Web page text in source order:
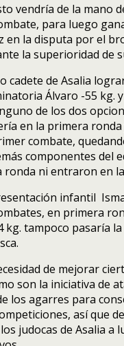
vendría de la mano
para luego
en la disputa por el
la superioridad de
cadete de Asalia
Álvaro -55 kg.
de los dos
en la primera ronda
combate,
componentes del
ni entraron en
infantil
en primera
kg. tampoco pasaría
de mejorar
son la iniciativa de
los agarres para
así que
judocas de Asalia a